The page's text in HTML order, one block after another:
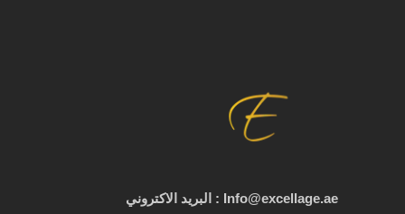
Info@excellage.ae : البريد الاكتروني